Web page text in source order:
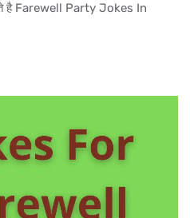
है Farewell Party Jokes In